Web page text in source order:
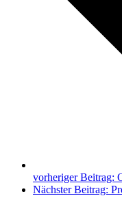
vorheriger Beitrag:
Nächster Beitrag: